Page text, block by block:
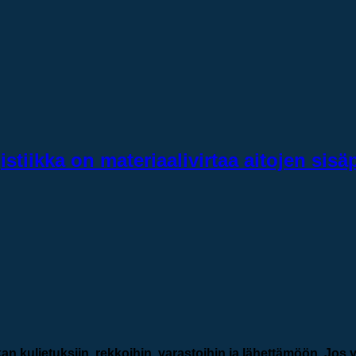
on materiaalivirtaa aitojen
kuljetuksiin, rekkoihin, varastoihin ja lähettämöön. Jos